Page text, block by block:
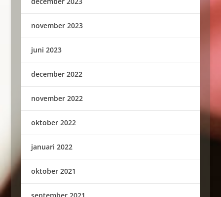
november 2023
juni 2023
december 2022
november 2022
oktober 2022
januari 2022
oktober 2021